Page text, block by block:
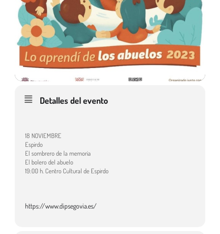
Detalles del evento
18 NOVIEMBRE
Espirdo
El sombrero de la memoria
El bolero del abuelo
19:00 h. Centro Cultural de Espirdo
https://www.dipsegovia.es/